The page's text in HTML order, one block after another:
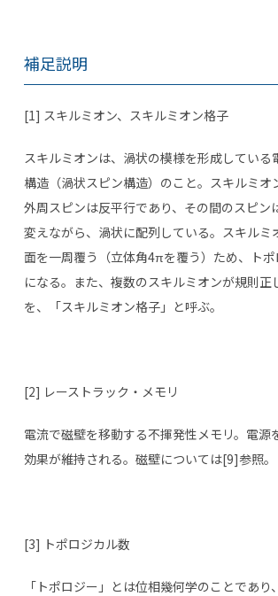
補足説明
[1] スキルミオン、スキルミオン格子
スキルミオンは、渦状の模様を形成している
構造（渦状スピン構造）のこと。スキルミオ
外周スピンは反平行であり、その間のスピン
変えながら、渦状に配列している。スキルミ
面を一周覆う（立体角4πを覆う）ため、ト
になる。また、複数のスキルミオンが規則正
を、「スキルミオン格子」と呼ぶ。
[2] レーストラック・メモリ
電流で磁壁を移動する不揮発性メモリ。電源
効果が維持される。磁壁については[9]参照。
[3] トポロジカル数
「トポロジー」とは位相幾何学のことであり